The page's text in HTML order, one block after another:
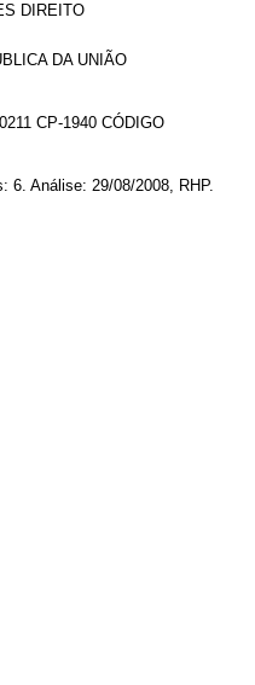
DIREITO
DA UNIÃO
CP-1940 CÓDIGO
6. Análise: 29/08/2008, RHP.